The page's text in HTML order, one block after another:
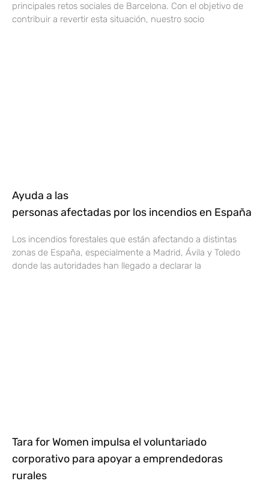
principales retos sociales de Barcelona. Con el objetivo de
contribuir a revertir esta situación, nuestro socio
Ayuda a las
personas afectadas por los incendios en España
Los incendios forestales que están afectando a distintas
zonas de España, especialmente a Madrid, Ávila y Toledo
donde las autoridades han llegado a declarar la
Tara for Women impulsa el voluntariado
corporativo para apoyar a emprendedoras
rurales